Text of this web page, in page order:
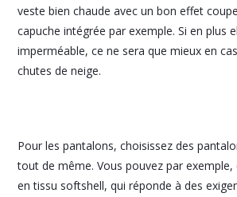
veste bien chaude avec un bon effet
capuche intégrée par exemple. Si en plus
imperméable, ce ne sera que mieux en
chutes de neige.
Pour les pantalons, choisissez des
tout de même. Vous pouvez par
en tissu softshell, qui réponde à des